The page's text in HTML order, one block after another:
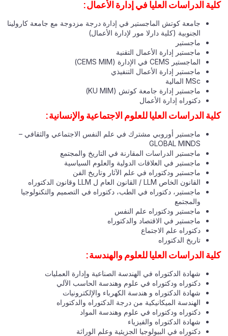
كلية الدراسات العليا في إدارة الأعمال:
جامعة كوتش الماجستير في إدارة درجة مزدوجة مع جامعة كارولينا
الجنوبية (كلية دارلا مور لإدارة الأعمال)
ماجستير
ماجستير إدارة الأعمال التقنية
الماجستير CEMS في الإدارة (CEMS MIM)
ماجستير إدارة الأعمال التنفيذي
MSc المالية
ماجستير إدارة جامعة كوتش (KU MIM)
دكتوراه إدارة الأعمال
كلية الدراسات العليا للعلوم الاجتماعية والإنسانية:
ماجستير أوروبي مشترك في علم النفس الاجتماعي والثقافي –
GLOBAL MINDS
ماجستير الدراسات المقارنة في التاريخ والمجتمع
ماجستير في العلاقات الدولية والعلوم السياسية
ماجستير ودكتوراه في علم الآثار وتاريخ الفن
القانون الخاص LLM / القانون العام ل LLM وقانون الدكتوراه
ماجستير، دكتوراه في الطب، دكتوراه في التصميم والتكنولوجيا
والمجتمع
ماجستير ودكتوراه علم النفس
ماجستير في الاقتصاد والدكتوراه
دكتوراه علم الاجتماع
تاريخ الدكتوراه
كلية الدراسات العليا للعلوم والهندسة:
شهادة الدكتوراه في الهندسة الصناعية وإدارة العمليات
دكتوراه ودكتوراه في علوم وهندسة الحاسب الآلي
شهادة الدكتوراه و هندسة الكهرباء والإلكترونيات
الهندسة الميكانيكية من درجة الدكتوراه والدكتوراه
دكتوراه ودكتوراه في علوم وهندسة المواد
شهادة الدكتوراه والفيزياء
دكتوراه في البيولوجيا الجزيئية وعلم الوراثة